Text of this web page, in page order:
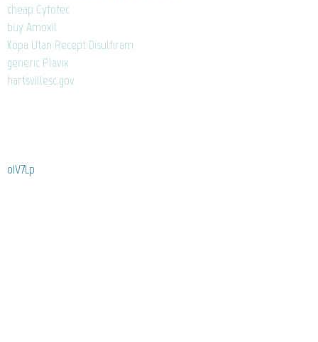
cheap Cytotec
buy Amoxil
Köpa Utan Recept Disulfiram
generic Plavix
hartsvillesc.gov
o1V7Lp